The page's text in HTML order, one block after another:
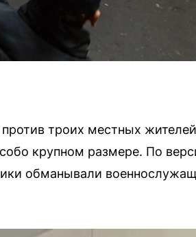
троих местных
крупном размере. По
обманывали